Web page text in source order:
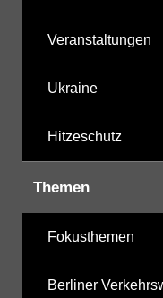
Veranstaltungen
Ukraine
Hitzeschutz
Themen
Fokusthemen
Berliner